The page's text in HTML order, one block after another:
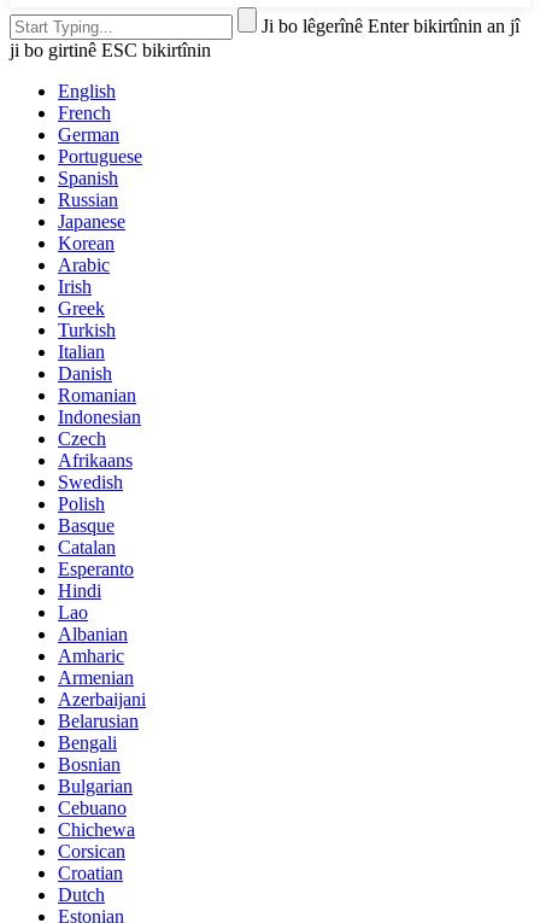
Ji bo lêgerînê Enter bikirtînin an jî
ji bo girtinê ESC bikirtînin
English
French
German
Portuguese
Spanish
Russian
Japanese
Korean
Arabic
Irish
Greek
Turkish
Italian
Danish
Romanian
Indonesian
Czech
Afrikaans
Swedish
Polish
Basque
Catalan
Esperanto
Hindi
Lao
Albanian
Amharic
Armenian
Azerbaijani
Belarusian
Bengali
Bosnian
Bulgarian
Cebuano
Chichewa
Corsican
Croatian
Dutch
Estonian